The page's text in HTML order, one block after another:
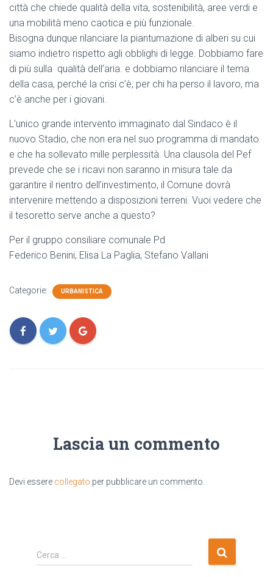
città che chiede qualità della vita, sostenibilità, aree verdi e
una mobilità meno caotica e più funzionale.
Bisogna dunque rilanciare la piantumazione di alberi su cui
siamo indietro rispetto agli obblighi di legge. Dobbiamo fare
di più sulla qualità dell’aria. e dobbiamo rilanciare il tema
della casa, perché la crisi c’è, per chi ha perso il lavoro, ma
c’è anche per i giovani.
L’unico grande intervento immaginato dal Sindaco è il
nuovo Stadio, che non era nel suo programma di mandato
e che ha sollevato mille perplessità. Una clausola del Pef
prevede che se i ricavi non saranno in misura tale da
garantire il rientro dell’investimento, il Comune dovrà
intervenire mettendo a disposizioni terreni. Vuoi vedere che
il tesoretto serve anche a questo?
Per il gruppo consiliare comunale Pd
Federico Benini, Elisa La Paglia, Stefano Vallani
Categorie: URBANISTICA
Lascia un commento
Devi essere collegato per pubblicare un commento.
R
i
Cerca …